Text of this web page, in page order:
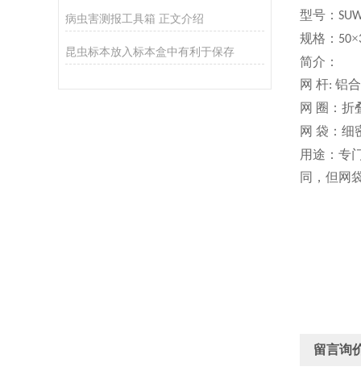
病虫害测报工具箱 正文介绍
昆虫标本放入标本盒中有利于保存
型号：
规格： 50×
简介：
网 杆: 铝
网 圈：折
网 袋：细
用途： 专
同，但网
留言询